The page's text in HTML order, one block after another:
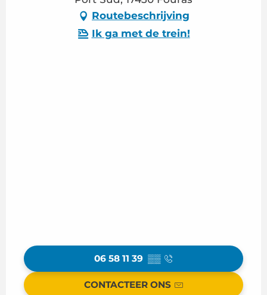
Routebeschrijving
Ik ga met de trein!
06 58 11 39 ▒▒
CONTACTEER ONS